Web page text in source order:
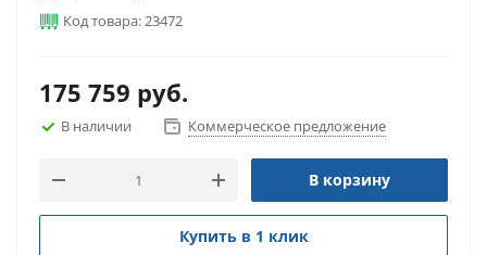
Код товара: 23472
175 759 руб.
В наличии Коммерческое предложение
В корзину
Купить в 1 клик